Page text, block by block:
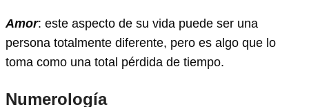
Amor: este aspecto de su vida puede ser una
persona totalmente diferente, pero es algo que lo
toma como una total pérdida de tiempo.
Numerología